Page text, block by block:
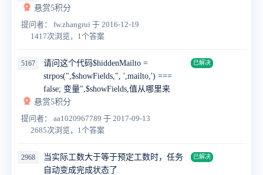
悬赏5积分
提问者： fw.zhangrui 于 2016-12-19
1417次浏览，1个答案
5167
请问这个代码$hiddenMailto =
strpos(",$showFields,", ',mailto,') ===
false; 变量",$showFields,值从哪里来
已解决
悬赏5积分
提问者： aa1020967789 于 2017-09-13
2685次浏览，1个答案
2968
当实际工数大于等于预定工数时，任务
自动变成完成状态了
已解决